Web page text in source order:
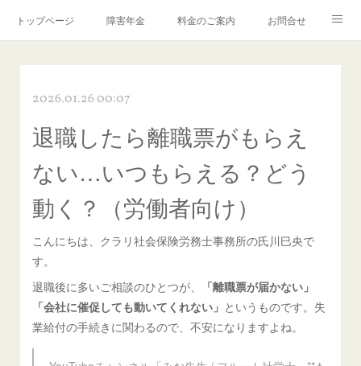
トップページ 障害年金 料金のご案内 お問合せ
2026.01.26 00:07
退職したら離職票がもらえ
ない…いつもらえる？どう
動く？（労働者向け）
こんにちは、クラリ社会保険労務士事務所の氏川巳央で
す。
退職後に多いご相談のひとつが、
「離職票が届かない」
「会社に催促しても動いてくれない」 というものです。失
業給付の手続きに関わるので、不安になりますよね。